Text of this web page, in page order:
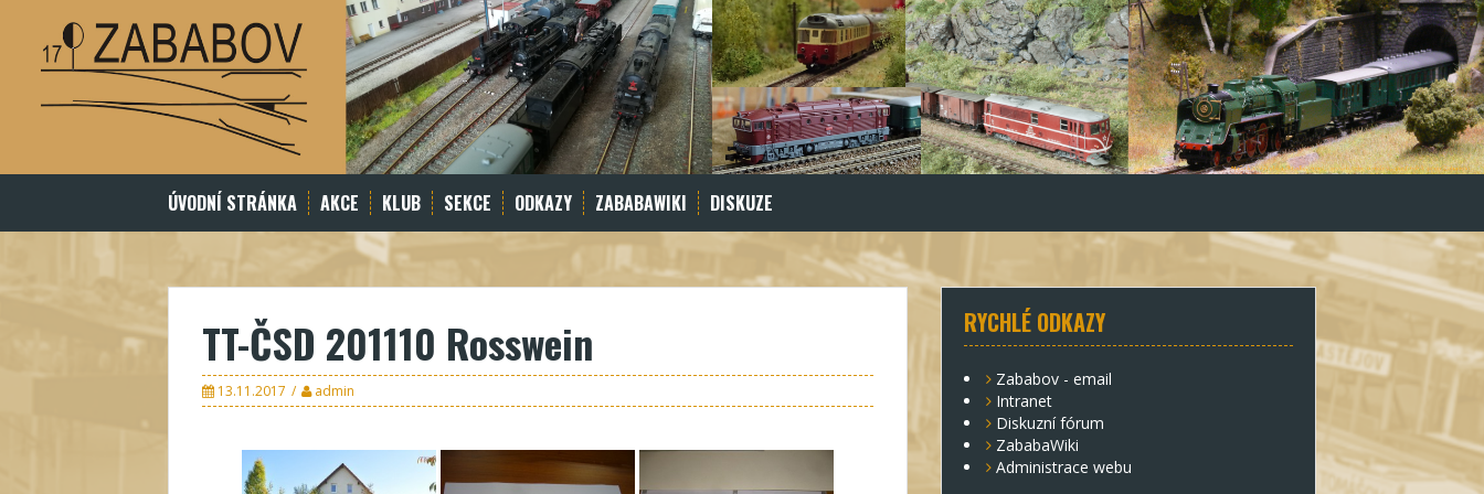
content
ÚVODNÍ STRÁNKA AKCE KLUB SEKCE ODKAZY ZABABAWIKI DISKUZE
TT-ČSD 201110 Rosswein
13.11.2017 admin
RYCHLÉ ODKAZY
Zababov - email
Intranet
Diskuzní fórum
ZababaWiki
Administrace webu